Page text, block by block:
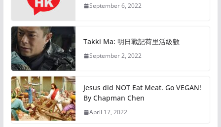
September 6, 2022
Takki Ma: 明日戰記荷里活級數
September 2, 2022
Jesus did NOT Eat Meat. Go VEGAN!
By Chapman Chen
April 17, 2022